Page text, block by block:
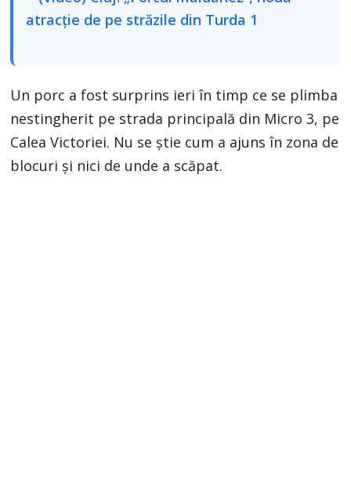
Un porc a fost surprins ieri în timp ce se plimba
nestingherit pe strada principală din Micro 3, pe
Calea Victoriei. Nu se știe cum a ajuns în zona de
blocuri și nici de unde a scăpat.